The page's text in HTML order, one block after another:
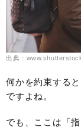
出典：
何かを約束する
ですよね。
でも、ここは「